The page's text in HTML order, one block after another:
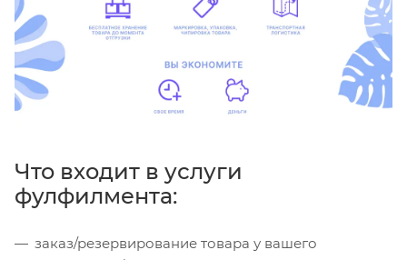
Что входит в услуги
фулфилмента:
заказ/резервирование товара у вашего